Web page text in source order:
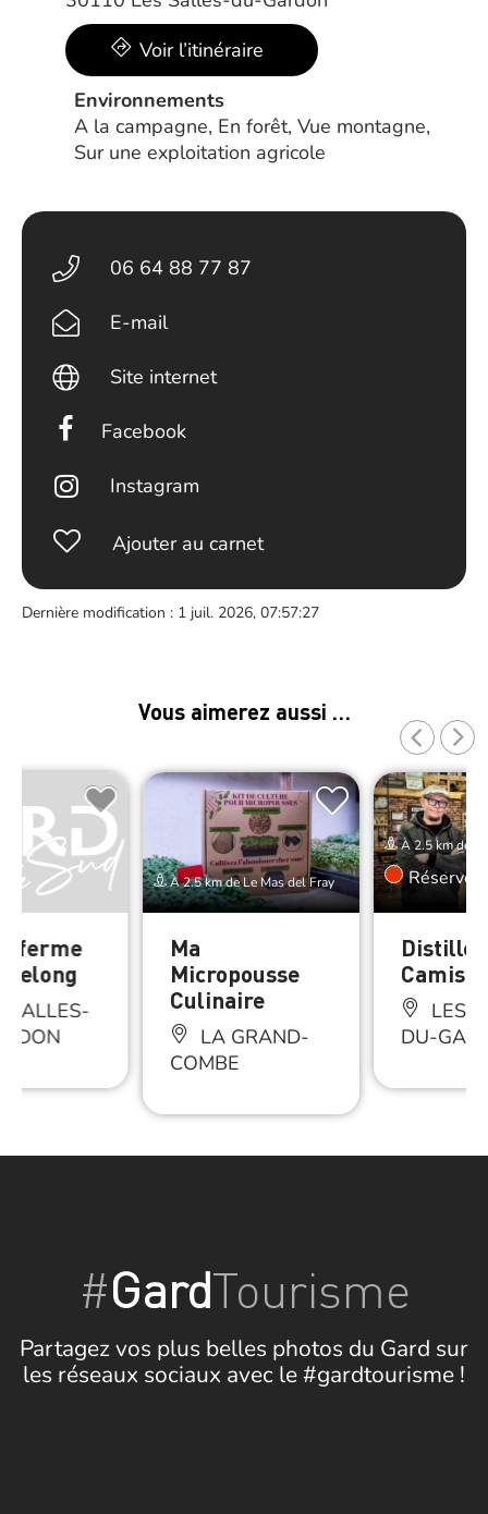
Voir l’itinéraire
Environnements
A la campagne, En forêt, Vue montagne,
Sur une exploitation agricole
06 64 88 77 87
E-mail
Site internet
Facebook
Instagram
Ajouter au carnet
Dernière modification : 1 juil. 2026, 07:57:27
Vous aimerez aussi …
ferme
SALLES-
À 2.5 km de Le Mas del Fray
Ma
Micropousse
Culinaire
LA GRAND-
COMBE
À 2.5 km de
Réserver
LES
DU-
#GardTourisme
Partagez vos plus belles photos du Gard sur
les réseaux sociaux avec le #gardtourisme !